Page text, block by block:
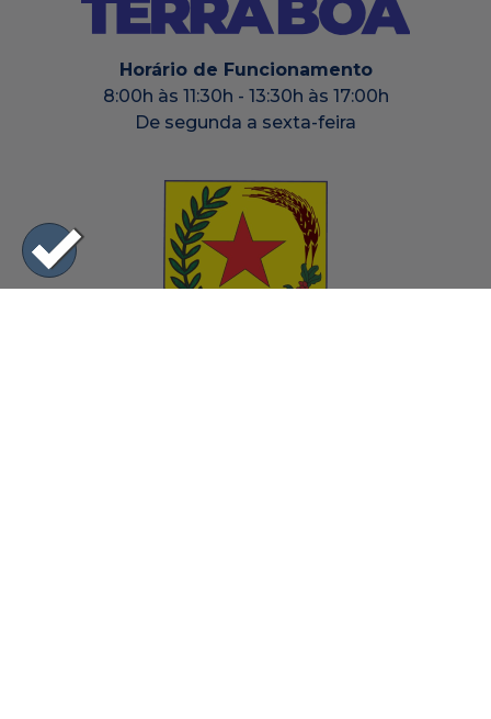
Horário de Funcionamento
8:00h às 11:30h - 13:30h às 17:00h
De segunda a sexta-feira